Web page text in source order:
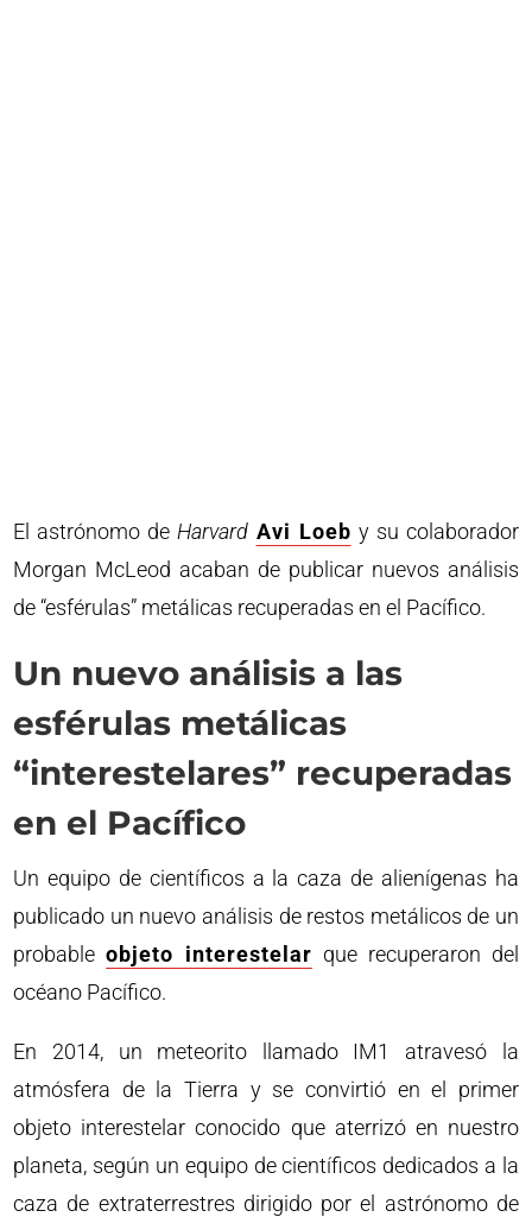
El astrónomo de Harvard Avi Loeb y su colaborador
Morgan McLeod acaban de publicar nuevos análisis
de “esférulas” metálicas recuperadas en el Pacífico.
Un nuevo análisis a las
esférulas metálicas
“interestelares” recuperadas
en el Pacífico
Un equipo de científicos a la caza de alienígenas ha
publicado un nuevo análisis de restos metálicos de un
probableobjeto interestelar que recuperaron del
océano Pacífico.
En 2014, un meteorito llamado IM1 atravesó la
atmósfera de la Tierra y se convirtió en el primer
objeto interestelar conocido que aterrizó en nuestro
planeta, según un equipo de científicos dedicados a la
caza de extraterrestres dirigido por el astrónomo de